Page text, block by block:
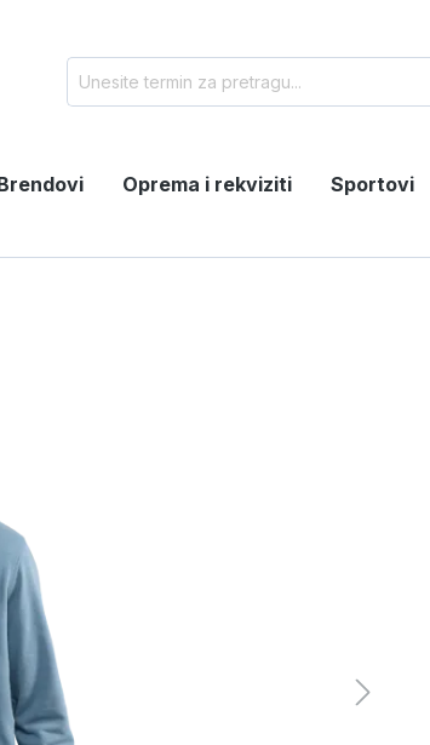
Oprema i rekviziti Sportovi